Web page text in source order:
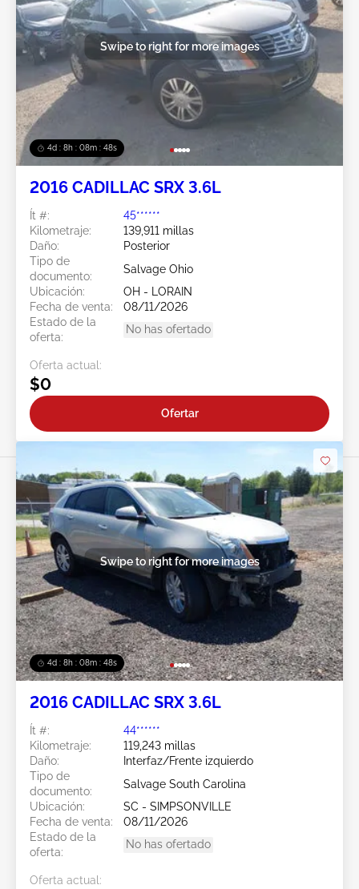
4d : 8h : 08m : 45s
Swipe to right for more images
2016 CADILLAC SRX 3.6L
Ít #:
45******
Kilometraje:
139,911 millas
Daño:
Posterior
Tipo de
documento:
Salvage Ohio
Ubicación:
OH - LORAIN
Fecha de venta:
08/11/2026
Estado de la
oferta:
No has ofertado
Oferta actual:
$0
Ofertar
4d : 8h : 08m : 45s
Swipe to right for more images
2016 CADILLAC SRX 3.6L
Ít #:
44******
Kilometraje:
119,243 millas
Daño:
Interfaz/Frente izquierdo
Tipo de
documento:
Salvage South Carolina
Ubicación:
SC - SIMPSONVILLE
Fecha de venta:
08/11/2026
Estado de la
oferta:
No has ofertado
Oferta actual: